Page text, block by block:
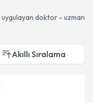
uygulayan doktor - uzman
Akıllı Sıralama